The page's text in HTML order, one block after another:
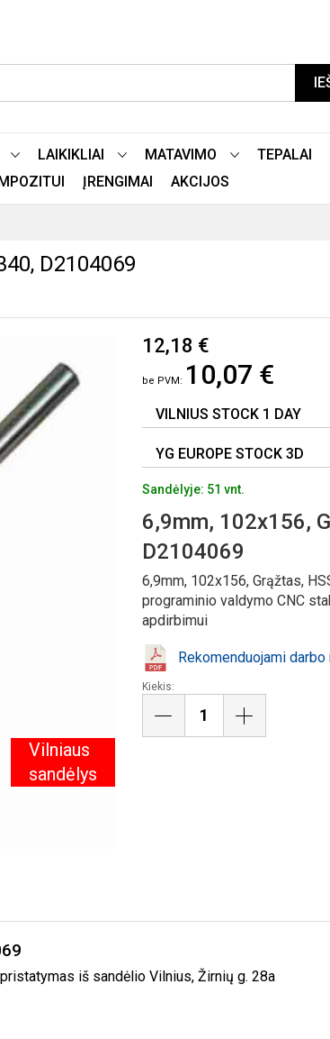
LAIKIKLIAI MATAVIMO TEPALAI
ĮRENGIMAI AKCIJOS
D2104069
Vilniaus
sandėlys
12,18 €
10,07 €
VILNIUS STOCK 1 DAY
YG EUROPE STOCK 3D
Sandėlyje: 51 vnt.
6,9mm, 102x156,
D2104069
6,9mm, 102x156, Grąžtas,
programinio valdymo CNC
apdirbimui
Rekomenduojami darbo
Kiekis:
iš sandėlio Vilnius, Žirnių g. 28a